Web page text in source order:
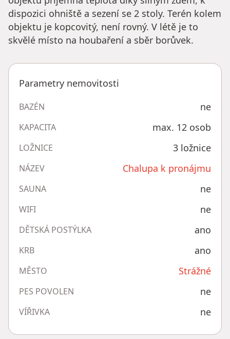
dispozici ohniště a sezení se 2 stoly. Terén kolem
objektu je kopcovitý, není rovný. V létě je to
skvělé místo na houbaření a sběr borůvek.
Parametry nemovitosti
BAZÉN ne
KAPACITA max. 12 osob
LOŽNICE 3 ložnice
NÁZEV Chalupa k pronájmu
SAUNA ne
WIFI ne
DĚTSKÁ POSTÝLKA ano
KRB ano
MĚSTO Strážné
PES POVOLEN ne
VÍŘIVKA ne